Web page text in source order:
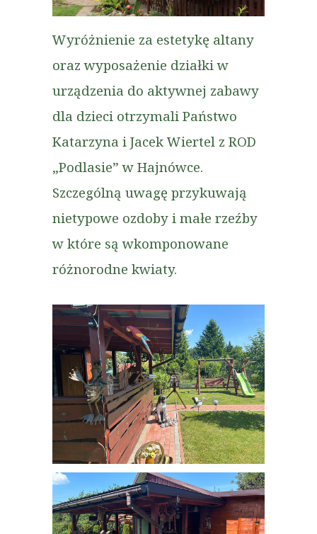
Wyróżnienie za estetykę altany
oraz wyposażenie działki w
urządzenia do aktywnej zabawy
dla dzieci otrzymali Państwo
Katarzyna i Jacek Wiertel z ROD
„Podlasie” w Hajnówce.
Szczególną uwagę przykuwają
nietypowe ozdoby i małe rzeźby
w które są wkomponowane
różnorodne kwiaty.